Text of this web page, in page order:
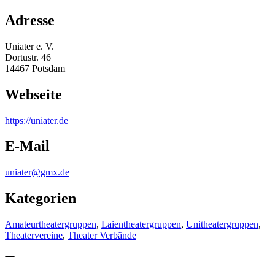
Adresse
Uniater e. V.
Dortustr. 46
14467 Potsdam
Webseite
https://uniater.de
E-Mail
uniater@gmx.de
Kategorien
Amateurtheatergruppen, Laientheatergruppen, Unitheatergruppen,
Theatervereine, Theater Verbände